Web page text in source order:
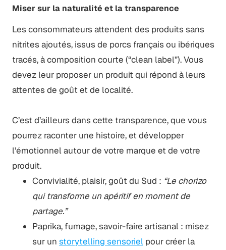
Miser sur la naturalité et la transparence
Les consommateurs attendent des produits sans
nitrites ajoutés, issus de porcs français ou ibériques
tracés, à composition courte (“clean label”). Vous
devez leur proposer un produit qui répond à leurs
attentes de goût et de localité.
C’est d’ailleurs dans cette transparence, que vous
pourrez raconter une histoire, et développer
l’émotionnel autour de votre marque et de votre
produit.
Convivialité, plaisir, goût du Sud : “Le chorizo
qui transforme un apéritif en moment de
partage.”
Paprika, fumage, savoir-faire artisanal : misez
sur un storytelling sensorielpour créer la